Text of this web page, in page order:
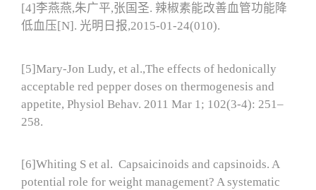
[4]李燕燕,朱广平,张国圣. 辣椒素能改善血管功能降
低血压[N]. 光明日报,2015-01-24(010).
[5]Mary-Jon Ludy, et al.,The effects of hedonically
acceptable red pepper doses on thermogenesis and
appetite, Physiol Behav. 2011 Mar 1; 102(3-4): 251–
258.
[6]Whiting S et al. Capsaicinoids and capsinoids. A
potential role for weight management? A systematic